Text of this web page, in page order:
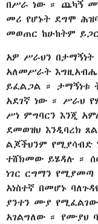
በሥራ ነው ። ጨካኝ
መሪ የሆኑት ደግሞ
መወጠር ከሁከትም
አዎ ሥራህን
አለመሥራት
ይፈልጋል ። ታማኝነቱ
አደገኛ ነው ። ሥራህ
ሥነ ምግባርን እንጂ
ደመወዝህ እንዲባረክ
ልጆችህንም የሚያሳብድ
ተሸክመው ይሄዳሉ ።
ነገር ርግማን
አነስተኛ በመሆኑ
ያንተን ሙያ
አገልግለው ። የሙያህ